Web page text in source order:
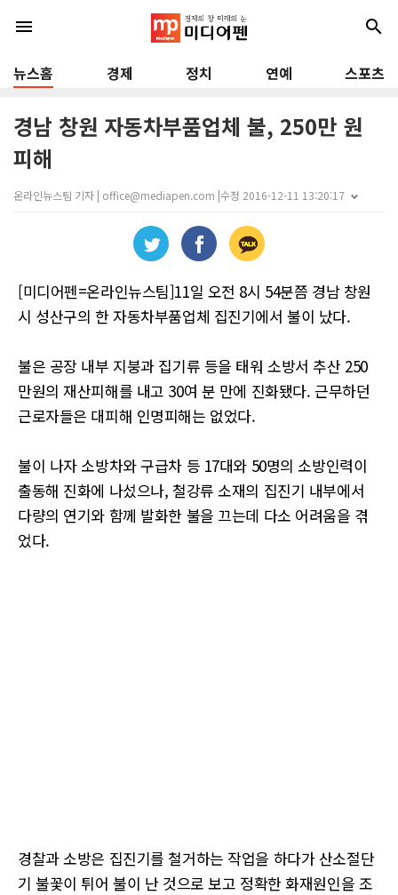
menu search
뉴스홈 경제 정치 연예 스포츠
경남 창원 자동차부품업체 불, 250만 원
피해
온라인뉴스팀 기자 | office@mediapen.com |수정 2016-12-11 13:20:17
[미디어펜=온라인뉴스팀]11일 오전 8시 54분쯤 경남 창원
시 성산구의 한 자동차부품업체 집진기에서 불이 났다.
불은 공장 내부 지붕과 집기류 등을 태워 소방서 추산 250
만원의 재산피해를 내고 30여 분 만에 진화됐다. 근무하던
근로자들은 대피해 인명피해는 없었다.
불이 나자 소방차와 구급차 등 17대와 50명의 소방인력이
출동해 진화에 나섰으나, 철강류 소재의 집진기 내부에서
다량의 연기와 함께 발화한 불을 끄는데 다소 어려움을 겪
었다.
경찰과 소방은 집진기를 철거하는 작업을 하다가 산소절단
기 불꽃이 튀어 불이 난 것으로 보고 정확한 화재원인을 조